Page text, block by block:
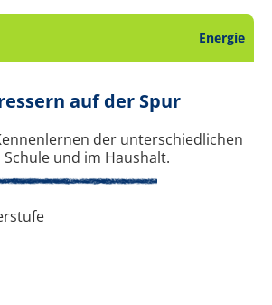
Energie
auf der Spur. Quiz
der unterschiedlichen
und im Haushalt.